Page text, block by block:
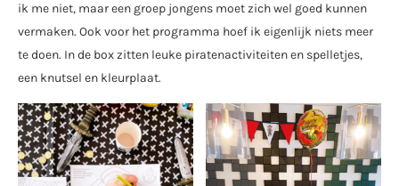
ik me niet, maar een groep jongens moet zich wel goed kunnen
vermaken. Ook voor het programma hoef ik eigenlijk niets meer
te doen. In de box zitten leuke piratenactiviteiten en spelletjes,
een knutsel en kleurplaat.